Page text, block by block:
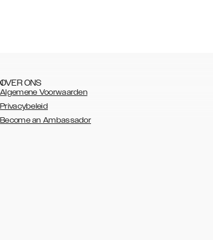
OVER ONS
Algemene Voorwaarden
Privacybeleid
Become an Ambassador